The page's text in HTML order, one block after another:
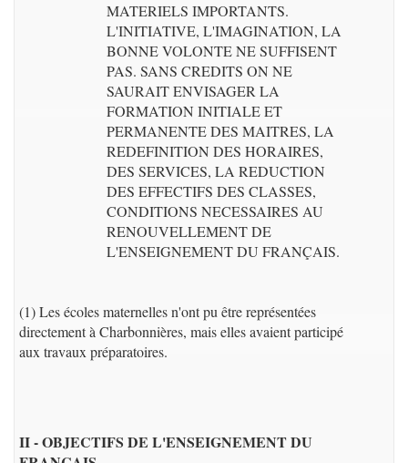
MATERIELS IMPORTANTS.
L'INITIATIVE, L'IMAGINATION, LA
BONNE VOLONTE NE SUFFISENT
PAS. SANS CREDITS ON NE
SAURAIT ENVISAGER LA
FORMATION INITIALE ET
PERMANENTE DES MAITRES, LA
REDEFINITION DES HORAIRES,
DES SERVICES, LA REDUCTION
DES EFFECTIFS DES CLASSES,
CONDITIONS NECESSAIRES AU
RENOUVELLEMENT DE
L'ENSEIGNEMENT DU FRANÇAIS.
(1) Les écoles maternelles n'ont pu être représentées
directement à Charbonnières, mais elles avaient participé
aux travaux préparatoires.
II - OBJECTIFS DE L'ENSEIGNEMENT DU